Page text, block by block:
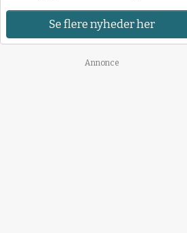
Se flere nyheder her
Annonce